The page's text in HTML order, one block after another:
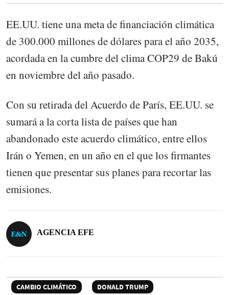
EE.UU. tiene una meta de financiación climática
de 300.000 millones de dólares para el año 2035,
acordada en la cumbre del clima COP29 de Bakú
en noviembre del año pasado.
Con su retirada del Acuerdo de París, EE.UU. se
sumará a la corta lista de países que han
abandonado este acuerdo climático, entre ellos
Irán o Yemen, en un año en el que los firmantes
tienen que presentar sus planes para recortar las
emisiones.
AGENCIA EFE
CAMBIO CLIMÁTICO
DONALD TRUMP